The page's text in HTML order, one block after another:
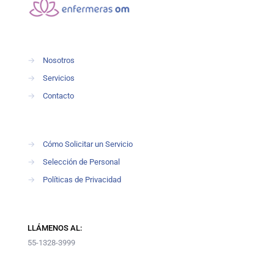
→
Nosotros
→
Servicios
→
Contacto
→
Cómo Solicitar un Servicio
→
Selección de Personal
→
Políticas de Privacidad
LLÁMENOS AL:
55-1328-3999